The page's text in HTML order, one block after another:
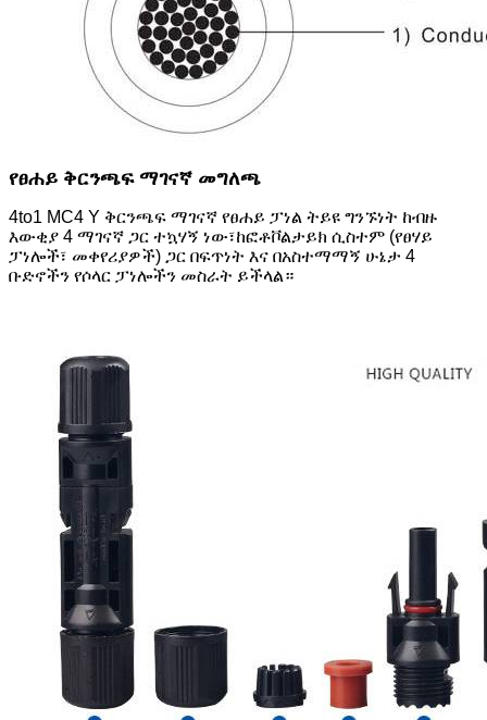
የፀሐይ ቅርንጫፍ ማገናኛ መግለጫ
4to1 MC4 Y ቅርንጫፍ ማገናኛ የፀሐይ ፓነል ትይዩ ግንኙነት ከብዙ
እውቂያ 4 ማገናኛ ጋር ተኳሃኝ ነው፣ከፎቶቮልታይክ ሲስተም (የፀሃይ
ፓነሎች፣ መቀየሪያዎች) ጋር በፍጥነት እና በአስተማማኝ ሁኔታ 4
ቡድኖችን የሶላር ፓነሎችን መስራት ይችላል።